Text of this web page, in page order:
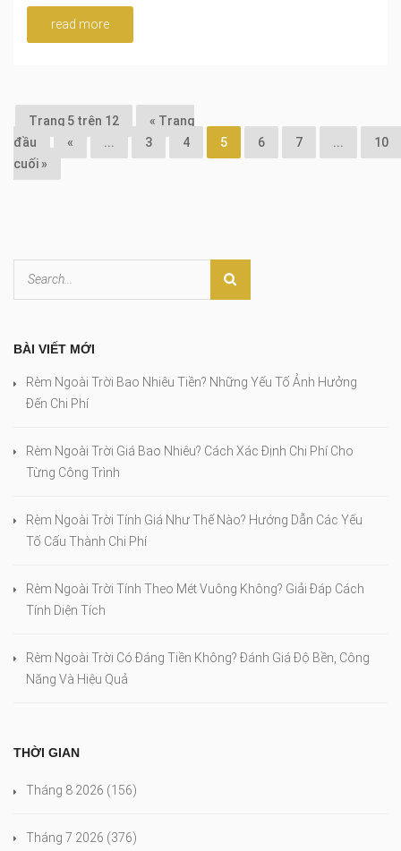
read more
Trang 5 trên 12
« Trang
đầu
« ... 3 4 5 6 7 ...
10
cuối »
BÀI VIẾT MỚI
Rèm Ngoài Trời Bao Nhiêu Tiền? Những Yếu Tố Ảnh Hưởng
Đến Chi Phí
Rèm Ngoài Trời Giá Bao Nhiêu? Cách Xác Định Chi Phí Cho
Từng Công Trình
Rèm Ngoài Trời Tính Giá Như Thế Nào? Hướng Dẫn Các Yếu
Tố Cấu Thành Chi Phí
Rèm Ngoài Trời Tính Theo Mét Vuông Không? Giải Đáp Cách
Tính Diện Tích
Rèm Ngoài Trời Có Đáng Tiền Không? Đánh Giá Độ Bền, Công
Năng Và Hiệu Quả
THỜI GIAN
Tháng 8 2026 (156)
Tháng 7 2026 (376)